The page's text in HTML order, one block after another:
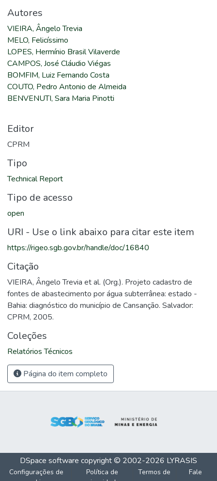
Autores
VIEIRA, Ângelo Trevia
MELO, Felicíssimo
LOPES, Hermínio Brasil Vilaverde
CAMPOS, José Cláudio Viégas
BOMFIM, Luiz Fernando Costa
COUTO, Pedro Antonio de Almeida
BENVENUTI, Sara Maria Pinotti
Editor
CPRM
Tipo
Technical Report
Tipo de acesso
open
URI - Use o link abaixo para citar este item
https://rigeo.sgb.gov.br/handle/doc/16840
Citação
VIEIRA, Ângelo Trevia et al. (Org.). Projeto cadastro de
fontes de abastecimento por água subterrânea: estado -
Bahia: diagnóstico do município de Cansanção. Salvador:
CPRM, 2005.
Coleções
Relatórios Técnicos
Página do item completo
DSpace software copyright © 2002-2026 LYRASIS
Configurações de
Política de
Termos de
Fale